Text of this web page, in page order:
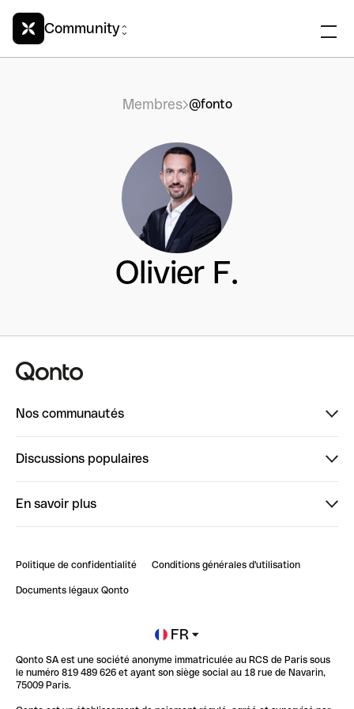
Community
Membres @fonto
Olivier F.
Nos communautés
ClubQonto
Discussions populaires
Impact de l'IA sur les carrières/productivité
En savoir plus
Blog
Newsroom
Glossaire finance
Politique de confidentialité Conditions générales d'utilisation
Documents légaux Qonto
FR
Qonto SA est une société anonyme immatriculée au RCS de Paris sous
le numéro 819 489 626 et ayant son siège social au 18 rue de Navarin,
75009 Paris.